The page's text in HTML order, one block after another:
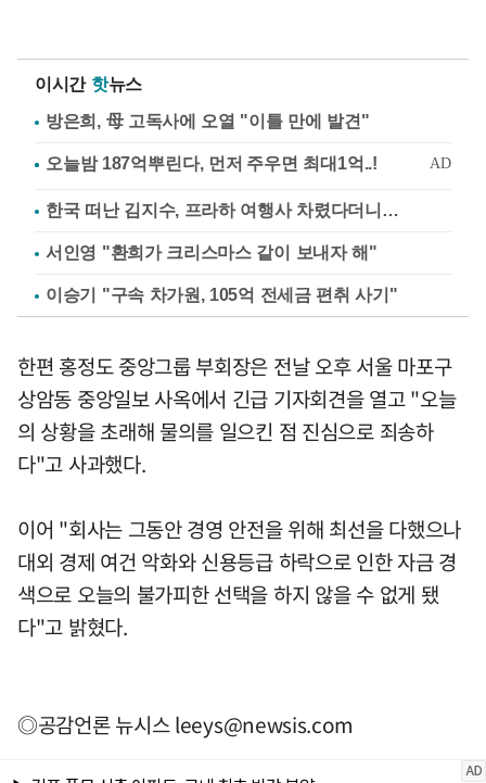
이시간 핫뉴스
방은희, 母 고독사에 오열 "이틀 만에 발견"
한국 떠난 김지수, 프라하 여행사 차렸다더니…
서인영 "환희가 크리스마스 같이 보내자 해"
이승기 "구속 차가원, 105억 전세금 편취 사기"
한편 홍정도 중앙그룹 부회장은 전날 오후 서울 마포구
상암동 중앙일보 사옥에서 긴급 기자회견을 열고 "오늘
의 상황을 초래해 물의를 일으킨 점 진심으로 죄송하
다"고 사과했다.
이어 "회사는 그동안 경영 안전을 위해 최선을 다했으나
대외 경제 여건 악화와 신용등급 하락으로 인한 자금 경
색으로 오늘의 불가피한 선택을 하지 않을 수 없게 됐
다"고 밝혔다.
◎공감언론 뉴시스leeys@newsis.com